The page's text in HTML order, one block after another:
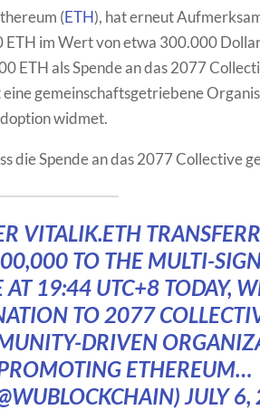
(ETH), hat erneut
ETH im Wert von etwa 300.000
ETH als Spende an das 2077
gemeinschaftsgetriebene
widmet.
die Spende an das 2077 Collective
VITALIK.ETH
TO THE MULTI-
19:44 UTC+8 TODAY,
TO 2077
DRIVEN
ETHEREUM…
JULY